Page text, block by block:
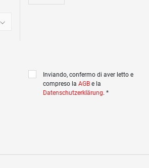
Inviando, confermo di aver letto e
compreso laAGB e la
Datenschutzerklärung. *